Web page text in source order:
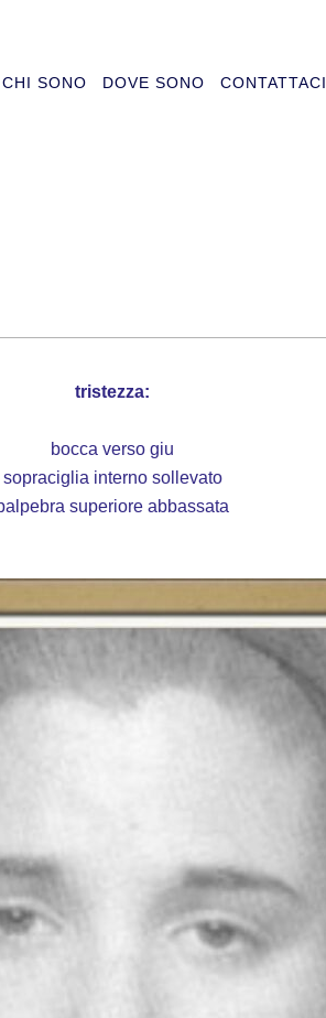
CHI SONO DOVE SONO CONTATTACI
tristezza:
bocca verso giu
sopraciglia interno sollevato
superiore abbassata